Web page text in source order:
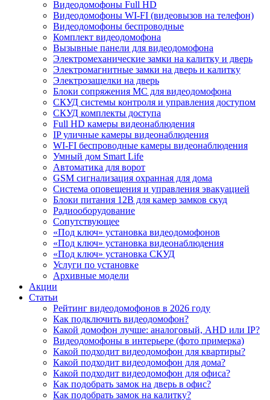
Видеодомофоны Full HD
Видеодомофоны WI-FI (видеовызов на телефон)
Видеодомофоны беспроводные
Комплект видеодомофона
Вызывные панели для видеодомофона
Электромеханические замки на калитку и дверь
Электромагнитные замки на дверь и калитку
Электрозащелки на дверь
Блоки сопряжения МС для видеодомофона
СКУД системы контроля и управления доступом
СКУД комплекты доступа
Full HD камеры видеонаблюдения
IP уличные камеры видеонаблюдения
WI-FI беспроводные камеры видеонаблюдения
Умный дом Smart Life
Автоматика для ворот
GSM сигнализация охранная для дома
Cистема оповещения и управления эвакуацией
Блоки питания 12В для камер замков скуд
Радиооборудование
Сопутствующее
«Под ключ» установка видеодомофонов
«Под ключ» установка видеонаблюдения
«Под ключ» установка СКУД
Услуги по установке
Архивные модели
Акции
Статьи
Рейтинг видеодомофонов в 2026 году
Как подключить видеодомофон?
Какой домофон лучше: аналоговый, AHD или IP?
Видеодомофоны в интерьере (фото примерка)
Какой подходит видеодомофон для квартиры?
Какой подходит видеодомофон для дома?
Какой подходит видеодомофон для офиса?
Как подобрать замок на дверь в офис?
Как подобрать замок на калитку?